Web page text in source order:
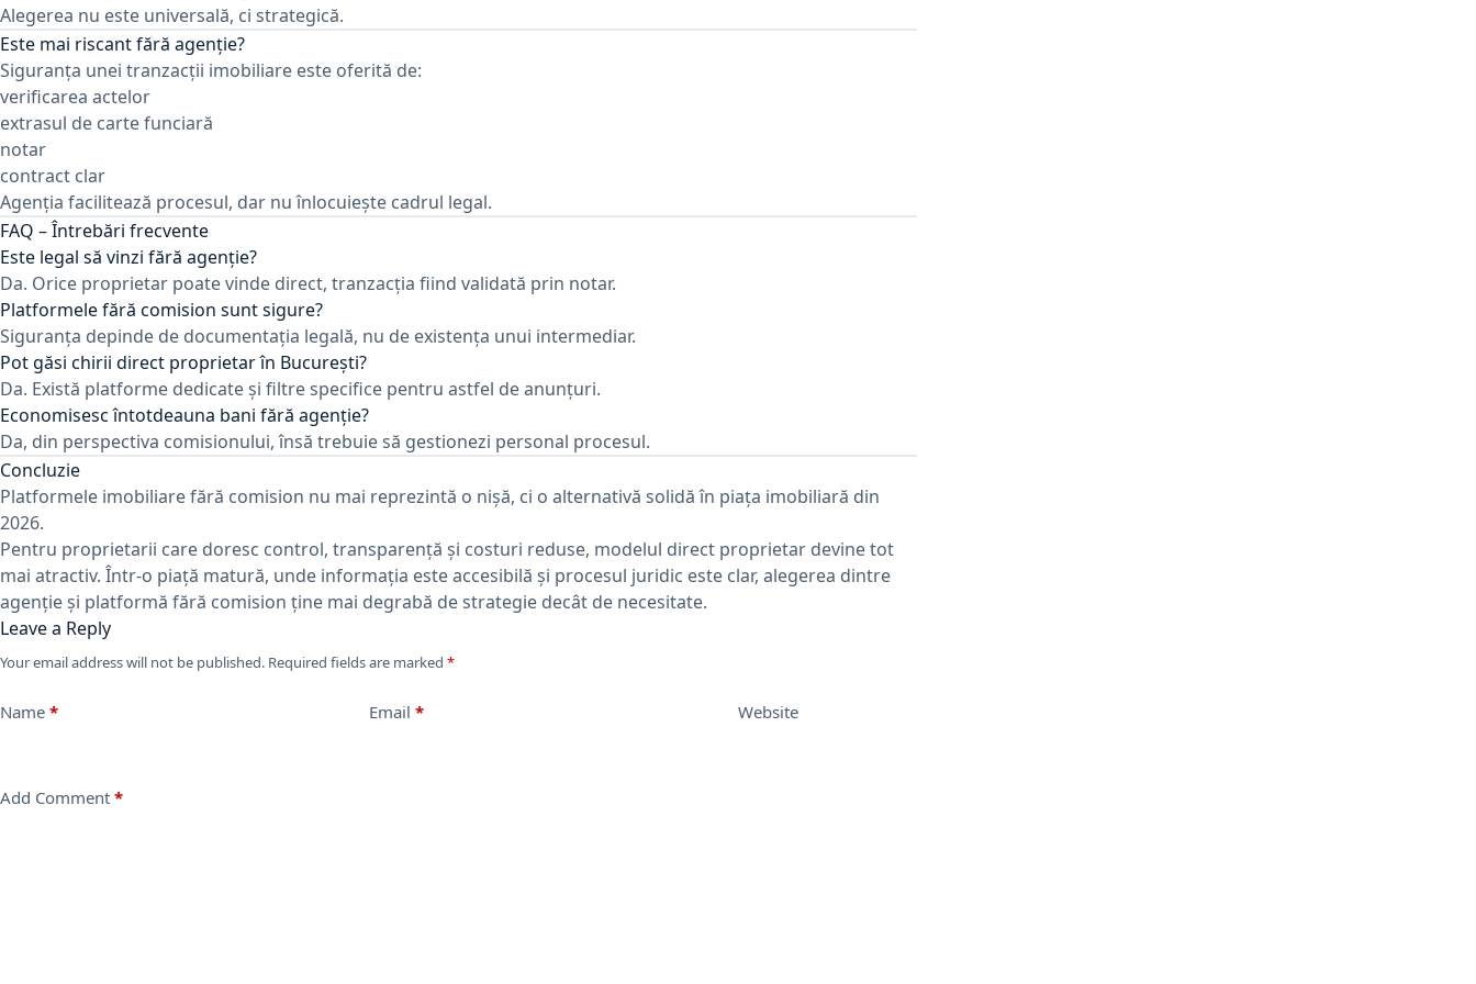
Alegerea nu este universală, ci strategică.
Este mai riscant fără agenție?
Siguranța unei tranzacții imobiliare este oferită de:
verificarea actelor
extrasul de carte funciară
notar
contract clar
Agenția facilitează procesul, dar nu înlocuiește cadrul legal.
FAQ – Întrebări frecvente
Este legal să vinzi fără agenție?
Da. Orice proprietar poate vinde direct, tranzacția fiind validată prin notar.
Platformele fără comision sunt sigure?
Siguranța depinde de documentația legală, nu de existența unui intermediar.
Pot găsi chirii direct proprietar în București?
Da. Există platforme dedicate și filtre specifice pentru astfel de anunțuri.
Economisesc întotdeauna bani fără agenție?
Da, din perspectiva comisionului, însă trebuie să gestionezi personal procesul.
Concluzie
Platformele imobiliare fără comision nu mai reprezintă o nișă, ci o alternativă solidă în piața imobiliară din
2026.
Pentru proprietarii care doresc control, transparență și costuri reduse, modelul direct proprietar devine tot
mai atractiv. Într-o piață matură, unde informația este accesibilă și procesul juridic este clar, alegerea dintre
agenție și platformă fără comision ține mai degrabă de strategie decât de necesitate.
Leave a Reply
Your email address will not be published. Required fields are marked *
Name * Email * Website
Add Comment *